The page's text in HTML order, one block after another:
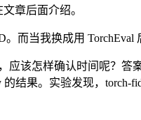
章后面介绍。
。而当我换成用
应该怎样确认时间呢？
结果。实验发现，torch-